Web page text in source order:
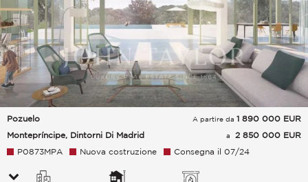
Pozuelo
Montepríncipe, Dintorni Di Madrid
A partire da 1 890 000 EUR
a
2 850 000 EUR
P0873MPA
Nuova costruzione Consegna il 07/24